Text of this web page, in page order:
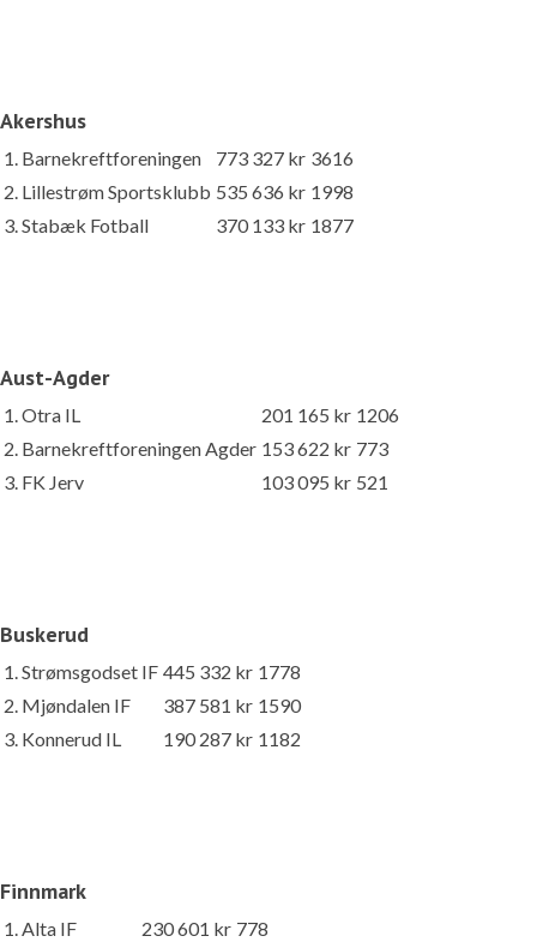
Akershus
1. Barnekreftforeningen 773 327 kr 3616
2. Lillestrøm Sportsklubb 535 636 kr 1998
3. Stabæk Fotball
370 133 kr 1877
Aust-Agder
1. Otra IL 201 165 kr 1206
2. Barnekreftforeningen Agder 153 622 kr 773
3. FK Jerv
103 095 kr 521
Buskerud
1. Strømsgodset IF 445 332 kr 1778
2. Mjøndalen IF
387 581 kr 1590
3. Konnerud IL
190 287 kr 1182
Finnmark
1. Alta IF 230 601 kr 778